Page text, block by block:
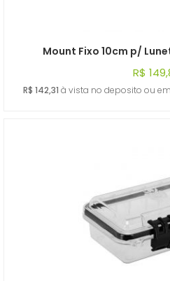
Mount Fixo 10cm p/
R$
R$ 142,31 à vista no deposito ou